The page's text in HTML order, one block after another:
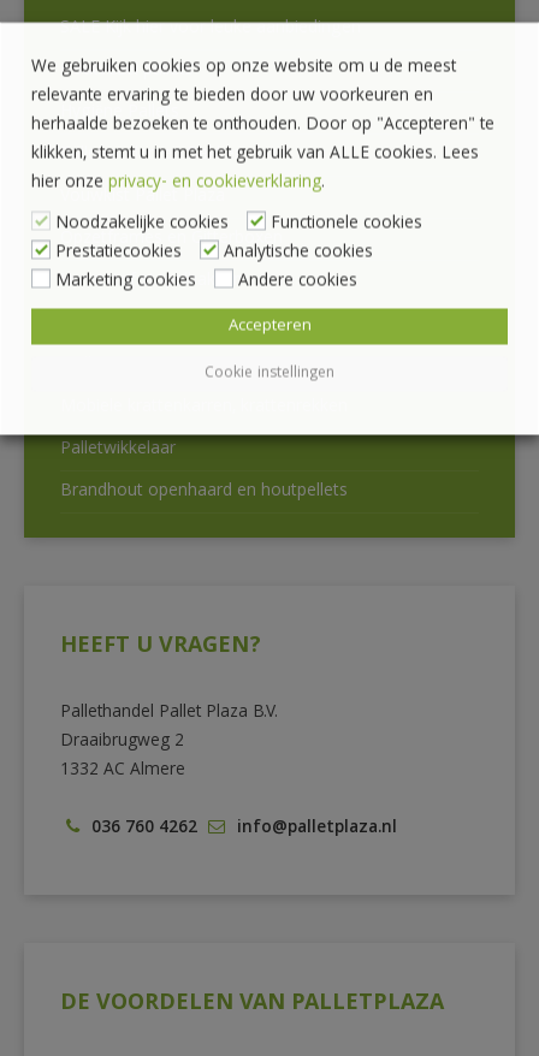
SALE Kijk hier voor leuke aanbiedingen
Houtvezel pallets
Hygiëne Pallets
Palletranden en Bakken
Vouwkist Pallet Plaza
Opzetframes en Gitterboxen
Kunststof stapelbakken
Bakken en Kratten voor voeding
Palletwikkelaar
Brandhout openhaard en houtpellets
HEEFT U VRAGEN?
Pallethandel Pallet Plaza B.V.
Draaibrugweg 2
1332 AC Almere
036 760 4262 info@palletplaza.nl
DE VOORDELEN VAN PALLETPLAZA
We gebruiken cookies op onze website om u de meest
relevante ervaring te bieden door uw voorkeuren en
herhaalde bezoeken te onthouden. Door op "Accepteren" te
klikken, stemt u in met het gebruik van ALLE cookies. Lees
hier onze privacy- en cookieverklaring.
Noodzakelijke cookies
Functionele cookies
Prestatiecookies
Analytische cookies
Marketing cookies
Andere cookies
Cookie instellingen
Accepteren